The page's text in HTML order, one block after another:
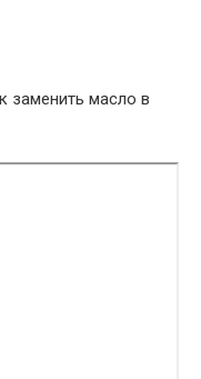
заменить масло в